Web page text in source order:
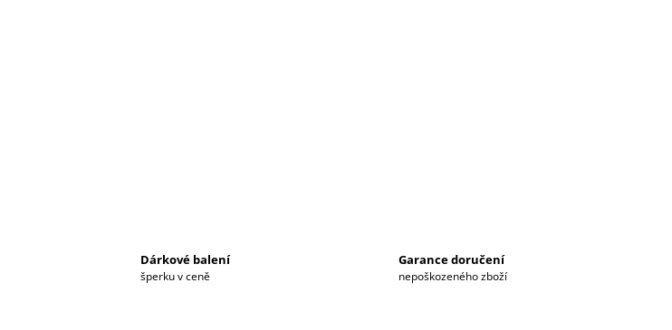
Dárkové balení
šperku v ceně
Garance doručení
nepoškozeného zboží